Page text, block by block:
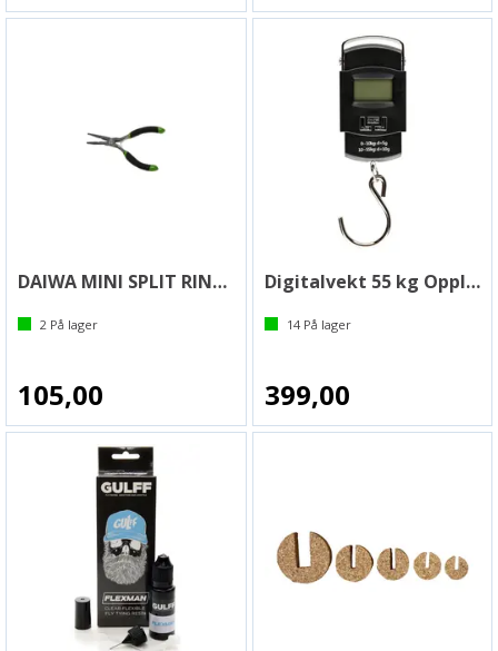
DAIWA MINI SPLIT RING PLIERS
2 På lager
105,00
Digitalvekt 55 kg Oppladdbar
14På lager
399,00